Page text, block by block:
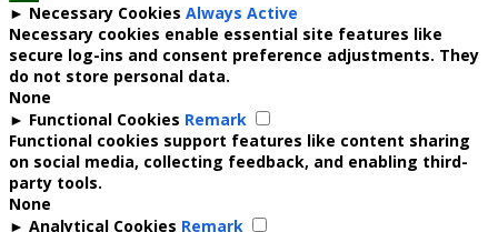
► Necessary Cookies Always Active
Necessary cookies enable essential site features like
secure log-ins and consent preference adjustments. They
do not store personal data.
None
► Functional Cookies Remark
Functional cookies support features like content sharing
on social media, collecting feedback, and enabling third-
party tools.
None
► Analytical Cookies Remark